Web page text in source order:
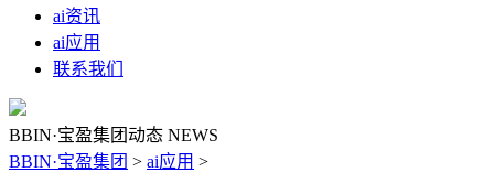
ai资讯
ai应用
联系我们
BBIN·宝盈集团动态 NEWS
BBIN·宝盈集团 > ai应用 >